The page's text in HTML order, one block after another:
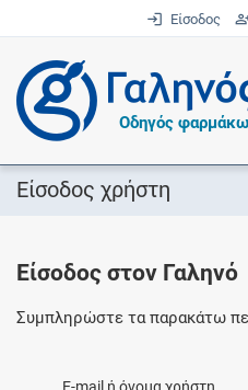
Είσοδος
Οδηγός
Είσοδος χρήστη
Είσοδος στον Γαληνό
Συμπληρώστε τα παρακάτω
E-mail ή όνομα χρήστη